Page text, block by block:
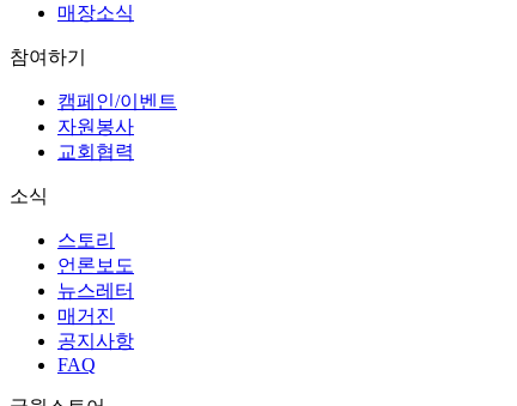
매장소식
참여하기
캠페인/이벤트
자원봉사
교회협력
소식
스토리
언론보도
뉴스레터
매거진
공지사항
FAQ